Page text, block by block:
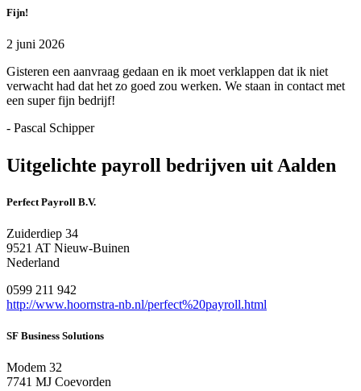
Fijn!
2 juni 2026
Gisteren een aanvraag gedaan en ik moet verklappen dat ik niet
verwacht had dat het zo goed zou werken. We staan in contact met
een super fijn bedrijf!
- Pascal Schipper
Uitgelichte payroll bedrijven uit Aalden
Perfect Payroll B.V.
Zuiderdiep 34
9521 AT Nieuw-Buinen
Nederland
0599 211 942
http://www.hoornstra-nb.nl/perfect%20payroll.html
SF Business Solutions
Modem 32
7741 MJ Coevorden